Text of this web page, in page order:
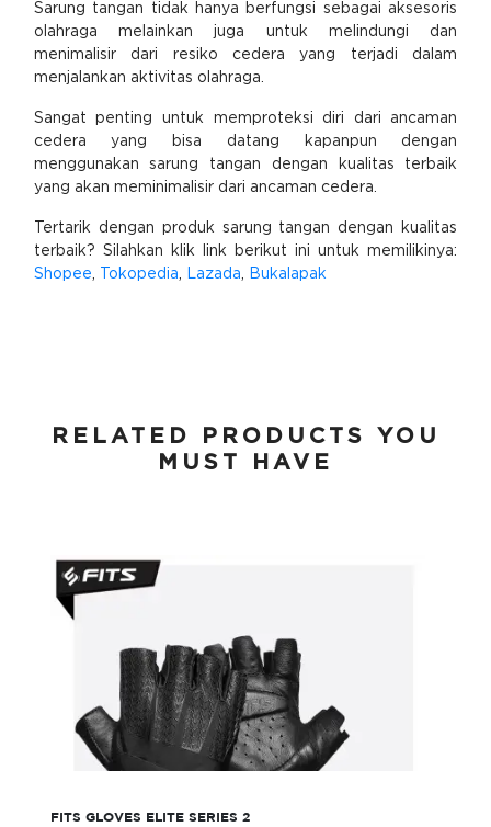
Sarung tangan tidak hanya berfungsi sebagai aksesoris
olahraga melainkan juga untuk melindungi dan
menimalisir dari resiko cedera yang terjadi dalam
menjalankan aktivitas olahraga.
Sangat penting untuk memproteksi diri dari ancaman
cedera yang bisa datang kapanpun dengan
menggunakan sarung tangan dengan kualitas terbaik
yang akan meminimalisir dari ancaman cedera.
Tertarik dengan produk sarung tangan dengan kualitas
terbaik? Silahkan klik link berikut ini untuk memilikinya:
Shopee, Tokopedia, Lazada, Bukalapak
RELATED PRODUCTS YOU
MUST HAVE
FITS GLOVES ELITE SERIES 2
FITS Gloves Elite Series 2